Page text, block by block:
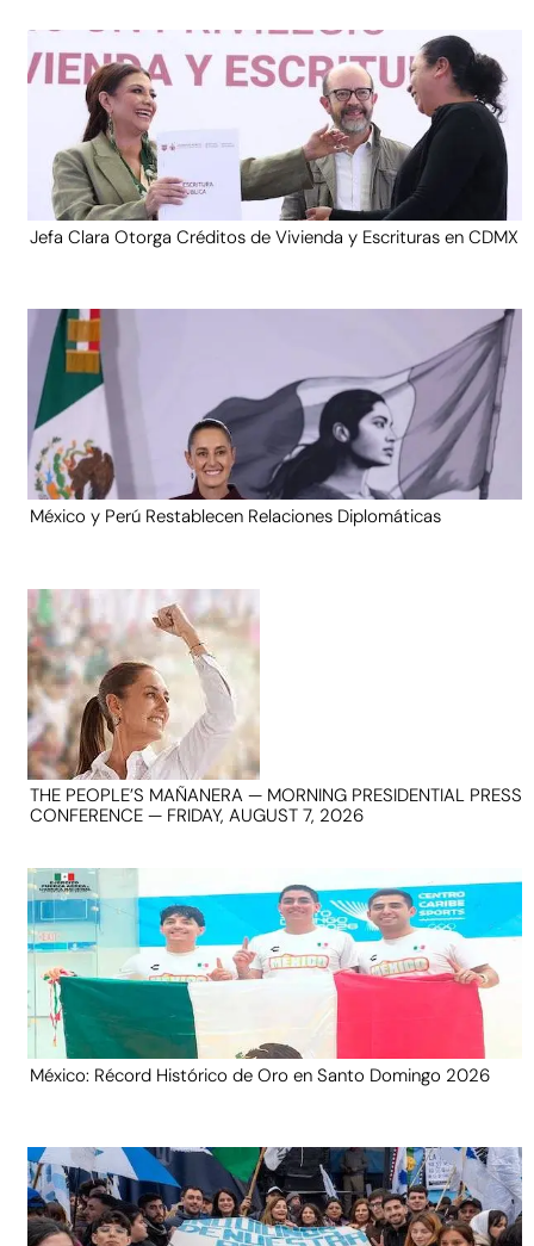
Jefa Clara Otorga Créditos de Vivienda y Escrituras en CDMX
México y Perú Restablecen Relaciones Diplomáticas
THE PEOPLE’S MAÑANERA — MORNING PRESIDENTIAL PRESS
CONFERENCE — FRIDAY, AUGUST 7, 2026
México: Récord Histórico de Oro en Santo Domingo 2026